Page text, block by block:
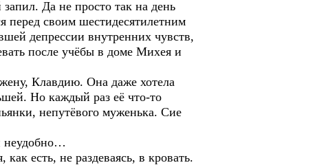
Да не просто так на день
перед своим шестидесятилетним
депрессии внутренних чувств,
после учёбы в доме Михея и
Клавдию. Она даже хотела
Но каждый раз её что-то
непутёвого муженька. Сие
неудобно…
есть, не раздеваясь, в кровать.